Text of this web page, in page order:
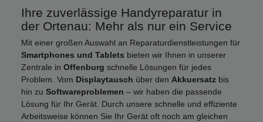
Ihre zuverlässige Handyreparatur in
der Ortenau: Mehr als nur ein Service
Mit einer großen Auswahl an Reparaturdienstleistungen für
Smartphones und Tablets bieten wir Ihnen in unserer
Zentrale in Offenburg schnelle Lösungen für jedes
Problem. Vom Displaytausch über den Akkuersatz bis
hin zu Softwareproblemen – wir haben die passende
Lösung für Ihr Gerät. Durch unsere schnelle und effiziente
Arbeitsweise können Sie Ihr Gerät oft noch am gleichen